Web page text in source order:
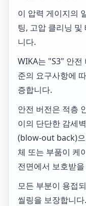
이 압력 게이지의
팅, 고압 클리닝
니다.
WIKA는 "S3" 안전
준의 요구사항에
증합니다.
안전 버전은 적층
이의 단단한 감세
(blow-out back)으
체 또는 부품이 케
전면에서 보호받
모든 부분이 용접
씰링을 보장합니다.